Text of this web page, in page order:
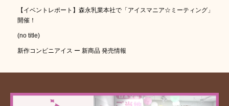
【イベントレポート】森永乳業本社で「アイスマニア☆ミーティング」
開催！
(no title)
新作コンビニアイス ー 新商品 発売情報